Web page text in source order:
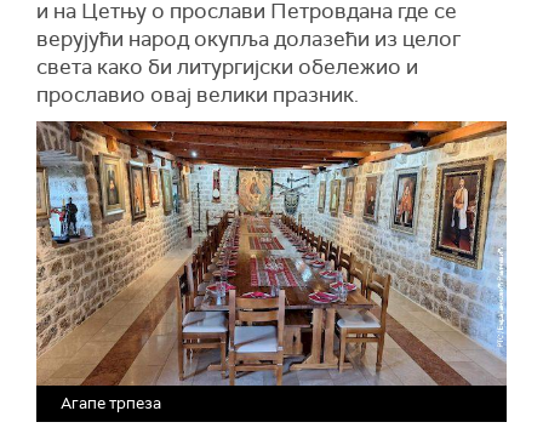
и на Цетњу о прослави Петровдана где се
верујући народ окупља долазећи из целог
света како би литургијски обележио и
прославио овај велики празник.
Агапе трпеза